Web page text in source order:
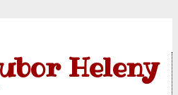
Heleny